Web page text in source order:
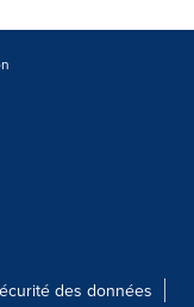
des données